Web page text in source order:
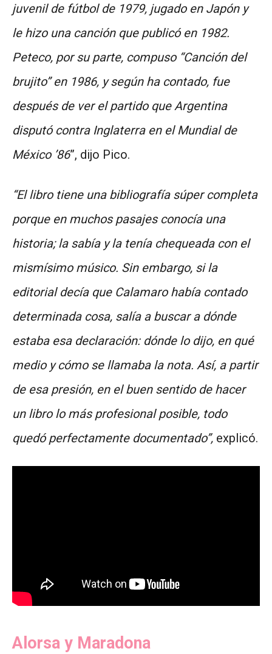
juvenil de fútbol de 1979, jugado en Japón y
le hizo una canción que publicó en 1982.
Peteco, por su parte, compuso “Canción del
brujito” en 1986, y según ha contado, fue
después de ver el partido que Argentina
disputó contra Inglaterra en el Mundial de
México ’86”, dijo Pico.
“El libro tiene una bibliografía súper completa
porque en muchos pasajes conocía una
historia; la sabía y la tenía chequeada con el
mismísimo músico. Sin embargo, si la
editorial decía que Calamaro había contado
determinada cosa, salía a buscar a dónde
estaba esa declaración: dónde lo dijo, en qué
medio y cómo se llamaba la nota. Así, a partir
de esa presión, en el buen sentido de hacer
un libro lo más profesional posible, todo
quedó perfectamente documentado”, explicó.
Alorsa y Maradona